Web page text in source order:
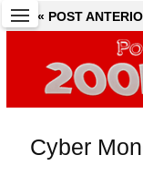
« POST
Cyber
« POST